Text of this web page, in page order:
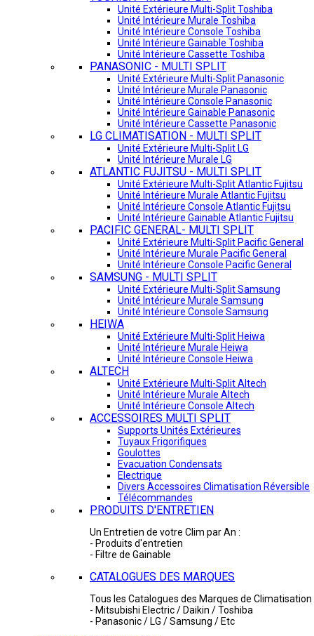
Unité Extérieure Multi-Split Toshiba
Unité Intérieure Murale Toshiba
Unité Intérieure Console Toshiba
Unité Intérieure Gainable Toshiba
Unité Intérieure Cassette Toshiba
PANASONIC - MULTI SPLIT
Unité Extérieure Multi-Split Panasonic
Unité Intérieure Murale Panasonic
Unité Intérieure Console Panasonic
Unité Intérieure Gainable Panasonic
Unité Intérieure Cassette Panasonic
LG CLIMATISATION - MULTI SPLIT
Unité Extérieure Multi-Split LG
Unité Intérieure Murale LG
ATLANTIC FUJITSU - MULTI SPLIT
Unité Extérieure Multi-Split Atlantic Fujitsu
Unité Intérieure Murale Atlantic Fujitsu
Unité Intérieure Console Atlantic Fujitsu
Unité Intérieure Gainable Atlantic Fujitsu
PACIFIC GENERAL- MULTI SPLIT
Unité Extérieure Multi-Split Pacific General
Unité Intérieure Murale Pacific General
Unité Intérieure Console Pacific General
SAMSUNG - MULTI SPLIT
Unité Extérieure Multi-Split Samsung
Unité Intérieure Murale Samsung
Unité Intérieure Console Samsung
HEIWA
Unité Extérieure Multi-Split Heiwa
Unité Intérieure Murale Heiwa
Unité Intérieure Console Heiwa
ALTECH
Unité Extérieure Multi-Split Altech
Unité Intérieure Murale Altech
Unité Intérieure Console Altech
ACCESSOIRES MULTI SPLIT
Supports Unités Extérieures
Tuyaux Frigorifiques
Goulottes
Evacuation Condensats
Electrique
Divers Accessoires Climatisation Réversible
Télécommandes
PRODUITS D'ENTRETIEN
Un Entretien de votre Clim par An :
- Produits d'entretien
- Filtre de Gainable
CATALOGUES DES MARQUES
Tous les Catalogues des Marques de Climatisation
- Mitsubishi Electric / Daikin / Toshiba
- Panasonic / LG / Samsung / Etc